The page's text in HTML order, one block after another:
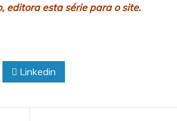
editora esta série para o site.
Linkedin